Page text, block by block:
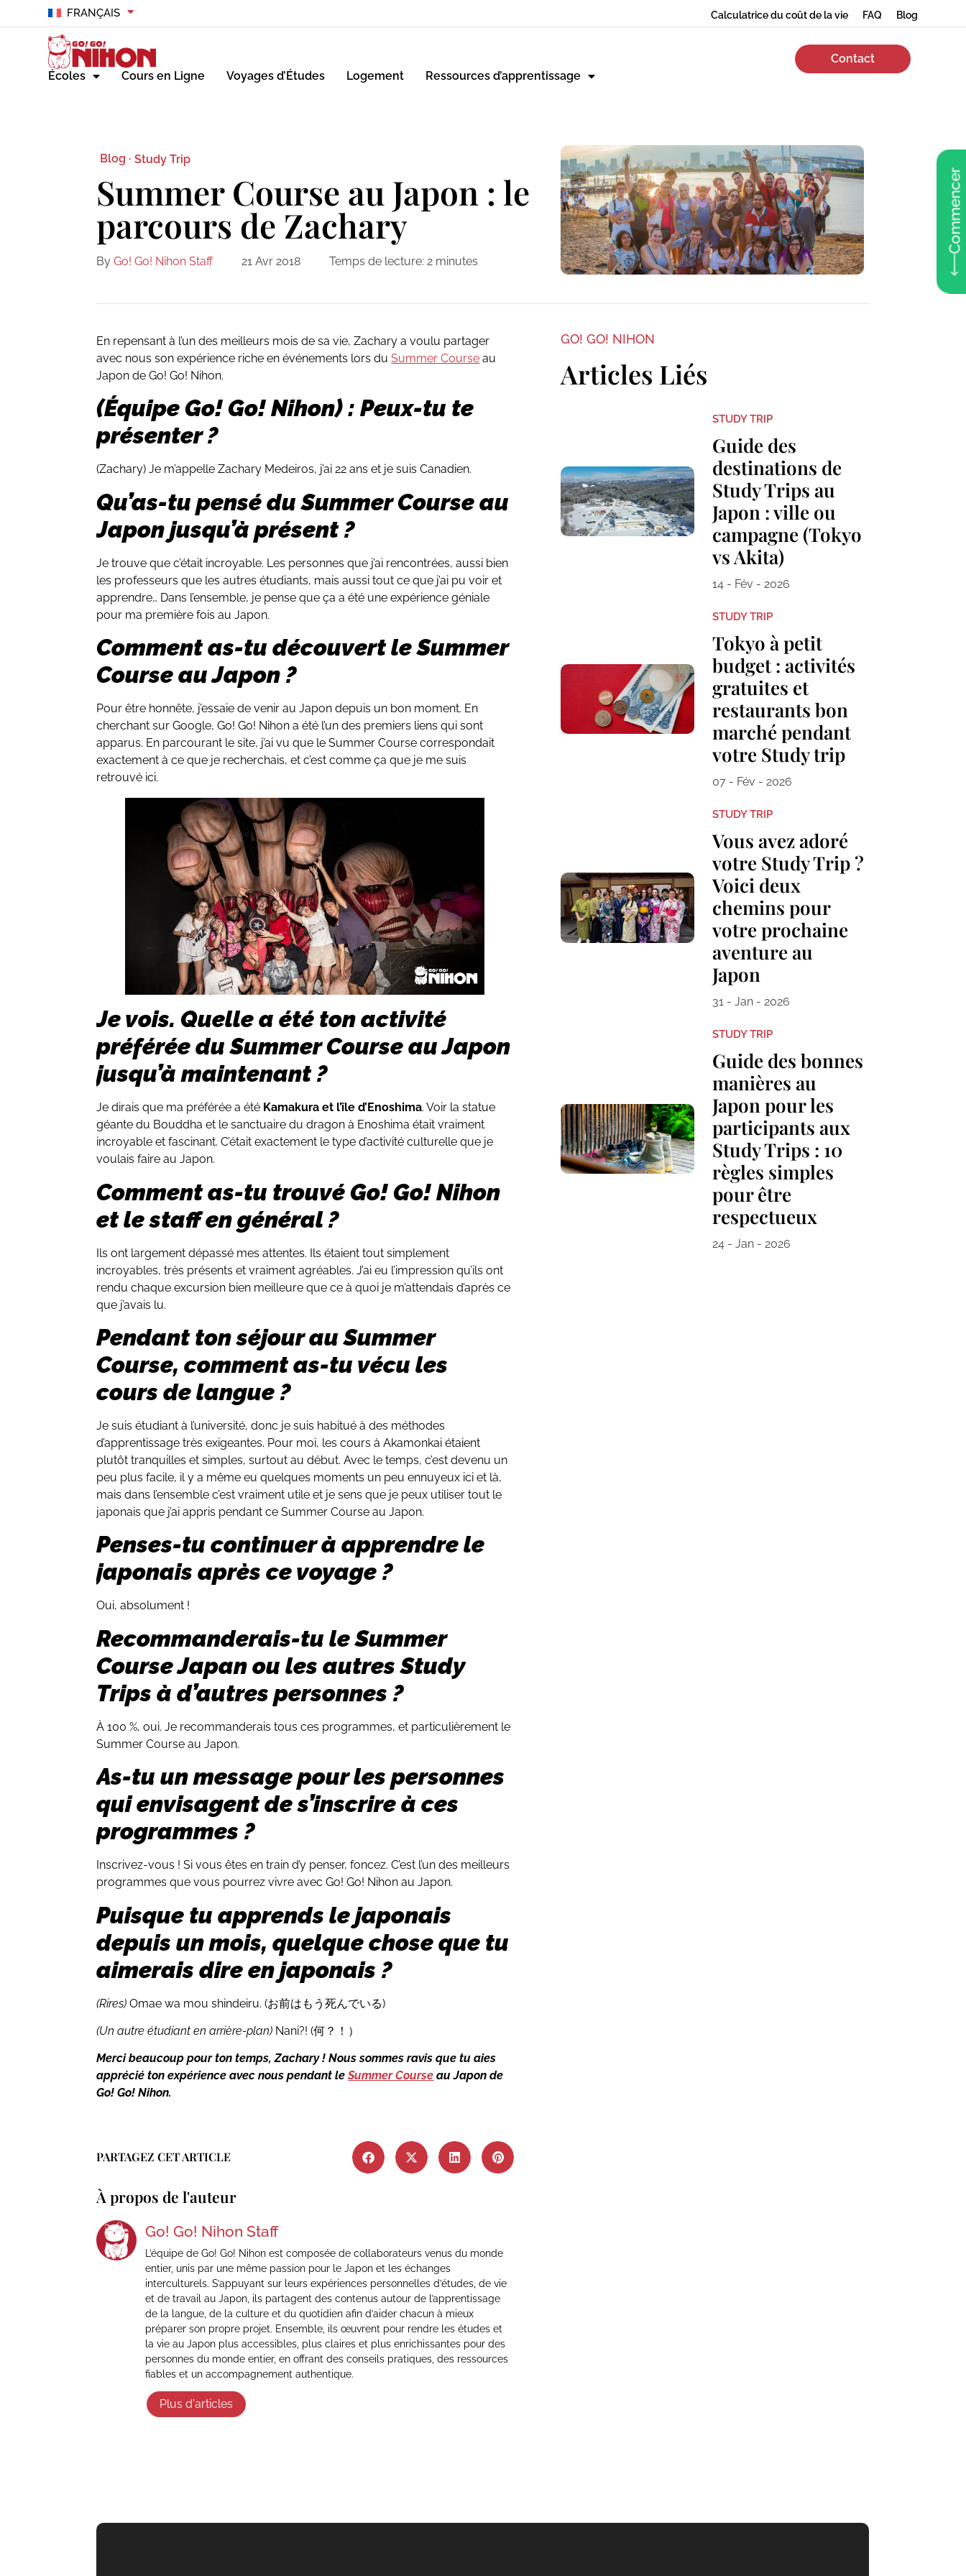
FRANÇAIS Calculatrice du coût de la vie FAQ Blog
Écoles Cours en Ligne Voyages d’Études Logement Ressources d’apprentissage
Contact
Commencer
Blog · Study Trip
Summer Course au Japon : le
parcours de Zachary
By Go! Go! Nihon Staff 21 Avr 2018 Temps de lecture: 2 minutes
En repensant à l’un des meilleurs mois de sa vie, Zachary a voulu partager
avec nous son expérience riche en événements lors duSummer Course au
Japon de Go! Go! Nihon.
(Équipe Go! Go! Nihon) : Peux-tu te
présenter ?
(Zachary) Je m’appelle Zachary Medeiros, j’ai 22 ans et je suis Canadien.
Qu’as-tu pensé du Summer Course au
Japon jusqu’à présent ?
Je trouve que c’était incroyable. Les personnes que j’ai rencontrées, aussi bien
les professeurs que les autres étudiants, mais aussi tout ce que j’ai pu voir et
apprendre… Dans l’ensemble, je pense que ça a été une expérience géniale
pour ma première fois au Japon.
Comment as-tu découvert le Summer
Course au Japon ?
Pour être honnête, j’essaie de venir au Japon depuis un bon moment. En
cherchant sur Google, Go! Go! Nihon a été l’un des premiers liens qui sont
apparus. En parcourant le site, j’ai vu que le Summer Course correspondait
exactement à ce que je recherchais, et c’est comme ça que je me suis
retrouvé ici.
Je vois. Quelle a été ton activité
préférée du Summer Course au Japon
jusqu’à maintenant ?
Je dirais que ma préférée a été Kamakura et l’île d’Enoshima. Voir la statue
géante du Bouddha et le sanctuaire du dragon à Enoshima était vraiment
incroyable et fascinant. C’était exactement le type d’activité culturelle que je
voulais faire au Japon.
Comment as-tu trouvé Go! Go! Nihon
et le staff en général ?
Ils ont largement dépassé mes attentes. Ils étaient tout simplement
incroyables, très présents et vraiment agréables. J’ai eu l’impression qu’ils ont
rendu chaque excursion bien meilleure que ce à quoi je m’attendais d’après ce
que j’avais lu.
Pendant ton séjour au Summer
Course, comment as-tu vécu les
cours de langue ?
Je suis étudiant à l’université, donc je suis habitué à des méthodes
d’apprentissage très exigeantes. Pour moi, les cours à Akamonkai étaient
plutôt tranquilles et simples, surtout au début. Avec le temps, c’est devenu un
peu plus facile, il y a même eu quelques moments un peu ennuyeux ici et là,
mais dans l’ensemble c’est vraiment utile et je sens que je peux utiliser tout le
japonais que j’ai appris pendant ce Summer Course au Japon.
Penses-tu continuer à apprendre le
japonais après ce voyage ?
Oui, absolument !
Recommanderais-tu le Summer
Course Japan ou les autres Study
Trips à d’autres personnes ?
À 100 %, oui. Je recommanderais tous ces programmes, et particulièrement le
Summer Course au Japon.
As-tu un message pour les personnes
qui envisagent de s’inscrire à ces
programmes ?
Inscrivez-vous ! Si vous êtes en train d’y penser, foncez. C’est l’un des meilleurs
programmes que vous pourrez vivre avec Go! Go! Nihon au Japon.
Puisque tu apprends le japonais
depuis un mois, quelque chose que tu
aimerais dire en japonais ?
(Rires) Omae wa mou shindeiru. (お前はもう死んでいる)
(Un autre étudiant en arrière-plan) Nani?! (何？！）
Merci beaucoup pour ton temps, Zachary ! Nous sommes ravis que tu aies
apprécié ton expérience avec nous pendant leSummer Course au Japon de
Go! Go! Nihon.
PARTAGEZ CET ARTICLE
À propos de l'auteur
Go! Go! Nihon Staff
L’équipe de Go! Go! Nihon est composée de collaborateurs venus du monde
entier, unis par une même passion pour le Japon et les échanges
interculturels. S’appuyant sur leurs expériences personnelles d’études, de vie
et de travail au Japon, ils partagent des contenus autour de l’apprentissage
de la langue, de la culture et du quotidien afin d’aider chacun à mieux
préparer son propre projet. Ensemble, ils œuvrent pour rendre les études et
la vie au Japon plus accessibles, plus claires et plus enrichissantes pour des
personnes du monde entier, en offrant des conseils pratiques, des ressources
fiables et un accompagnement authentique.
Plus d'articles
GO! GO! NIHON
Articles Liés
STUDY TRIP
Guide des
destinations de
Study Trips au
Japon : ville ou
campagne (Tokyo
vs Akita)
14 - Fév - 2026
STUDY TRIP
Tokyo à petit
budget : activités
gratuites et
restaurants bon
marché pendant
votre Study trip
07 - Fév - 2026
STUDY TRIP
Vous avez adoré
votre Study Trip ?
Voici deux
chemins pour
votre prochaine
aventure au
Japon
31 - Jan - 2026
STUDY TRIP
Guide des bonnes
manières au
Japon pour les
participants aux
Study Trips : 10
règles simples
pour être
respectueux
24 - Jan - 2026